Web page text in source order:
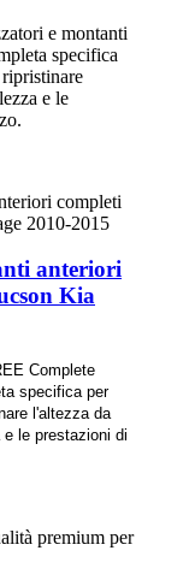
e montanti
specifica
e le
anteriori
Kia
Complete
specifica per
l'altezza da
le prestazioni di